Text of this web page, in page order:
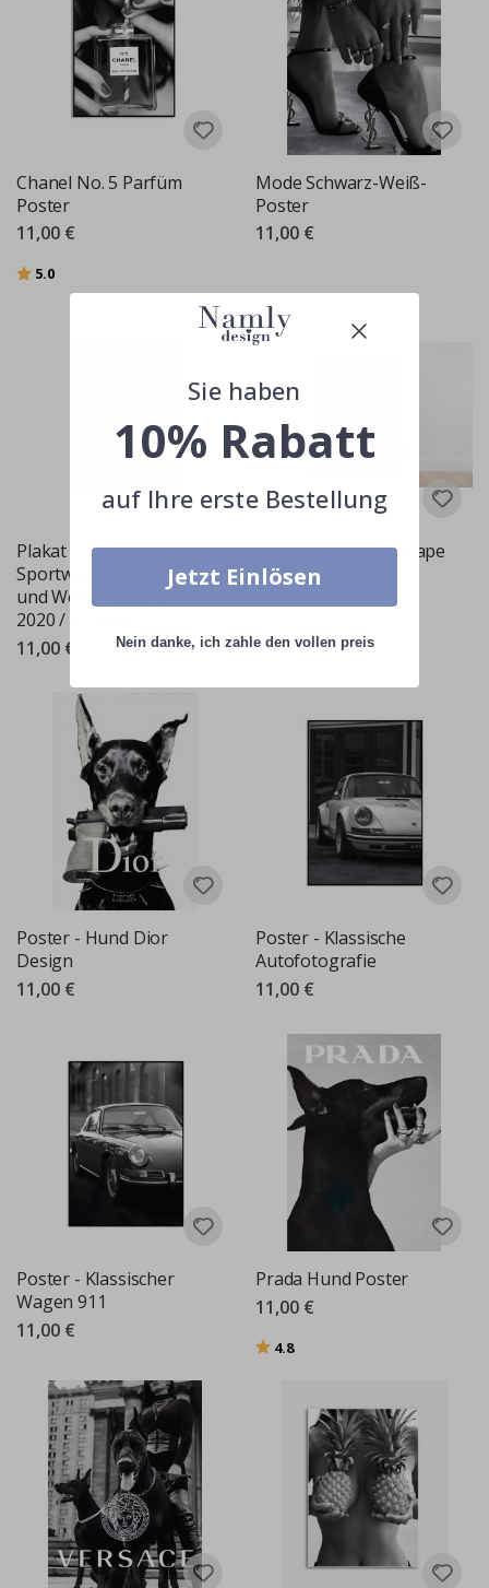
Chanel No. 5 Parfüm
Poster
11,00 €
Bewertung:
5.0
Mode Schwarz-Weiß-
Poster
11,00 €
Plakat – Luxus-
Sportwagen in Schwarz
und Weiß / AMG GT
2020 / Schwarz
11,00 €
Poster - Gucci Cityscape
11,00 €
Poster - Hund Dior
Design
11,00 €
Poster - Klassische
Autofotografie
11,00 €
Poster - Klassischer
Wagen 911
11,00 €
Prada Hund Poster
11,00 €
Bewertung:
4.8von 5 Sternen
Sie haben
10% Rabatt
auf Ihre erste Bestellung
Jetzt Einlösen
Nein danke, ich zahle den vollen preis